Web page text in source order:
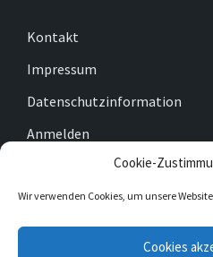
Cookie-
Wir verwenden Cookies, um unsere
Cookies
Kontakt
Impressum
Datenschutzinformation
Anmelden
Cookie-Richtlinie (EU)
Facebook Twitter